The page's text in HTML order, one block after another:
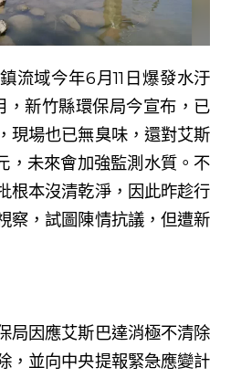
流域今年6月11日爆發水汙
，新竹縣環保局今宣布，已
現場也已無臭味，還對艾斯
，未來會加強監測水質。不
根本沒清乾淨，因此昨趁行
察，試圖陳情抗議，但遭新
局因應艾斯巴達消極不清除
，並向中央提報緊急應變計